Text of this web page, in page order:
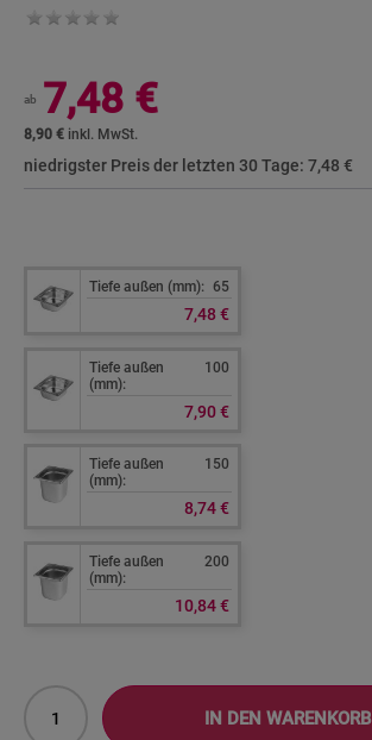
ab
8,90 €
7,48 €
niedrigster Preis der letzten 30 Tage: 7,48 €
Tiefe außen (mm): 65
7,48 €
Tiefe außen
(mm):
100
7,90 €
Tiefe außen
(mm):
150
8,74 €
Tiefe außen
(mm):
200
10,84 €
IN DEN WARENKORB